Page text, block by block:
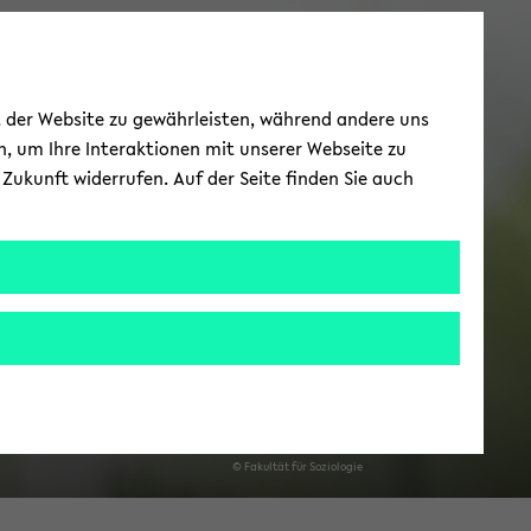
2: Me­tho­den der em­pi­ri­
© Fa­kul­tät für So­zio­lo­gie
Website zu gewährleisten, während andere uns
um Ihre Interaktionen mit unserer Webseite zu
widerrufen. Auf der Seite finden Sie auch